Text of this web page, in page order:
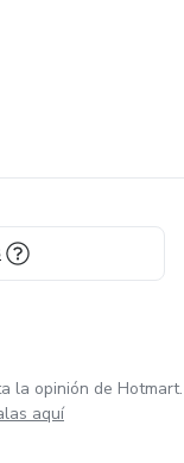
la opinión de Hotmart.
aquí